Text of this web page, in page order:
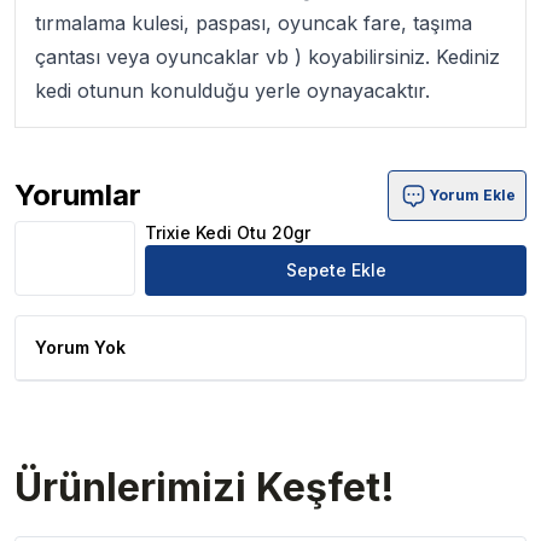
tırmalama kulesi, paspası, oyuncak fare, taşıma
çantası veya oyuncaklar vb ) koyabilirsiniz. Kediniz
kedi otunun konulduğu yerle oynayacaktır.
Yorumlar
Trixie Kedi Otu 20gr Ürün Yorumları
Yorum Ekle
Trixie Kedi Otu 20gr
Sepete Ekle
Yorum Yok
Ürünlerimizi Keşfet!